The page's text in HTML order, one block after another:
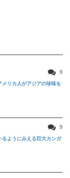
9
リカ人がアジアの珍味を
9
ようにみえる巨大カンガ